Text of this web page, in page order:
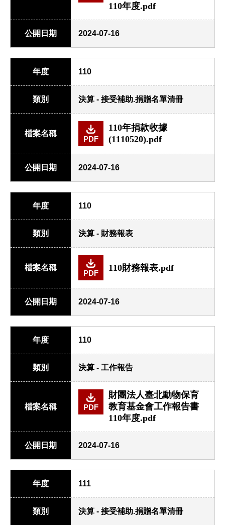
110年度.pdf
公開日期 2024-07-16
年度 110
類別 決算 - 接受補助.捐贈名單清冊
檔案名稱
PDF
110年捐款收據
(1110520).pdf
公開日期 2024-07-16
年度 110
類別 決算 - 財務報表
檔案名稱
PDF
110財務報表.pdf
公開日期 2024-07-16
年度 110
類別 決算 - 工作報告
檔案名稱 PDF
財團法人臺北動物保育
教育基金會工作報告書
110年度.pdf
公開日期 2024-07-16
年度 111
類別 決算 - 接受補助.捐贈名單清冊